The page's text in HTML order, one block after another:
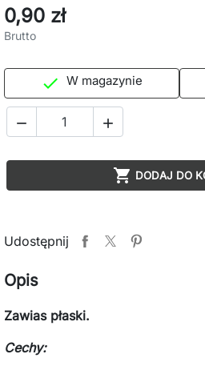
0,90 zł
Brutto
 W magazynie
 
 DODAJ DO
Udostępnij
Opis
Zawias płaski.
Cechy: